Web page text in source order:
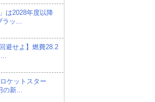
は2028年度以降
ラッ...
避せよ】燃費28.2
ケットスター
の新...